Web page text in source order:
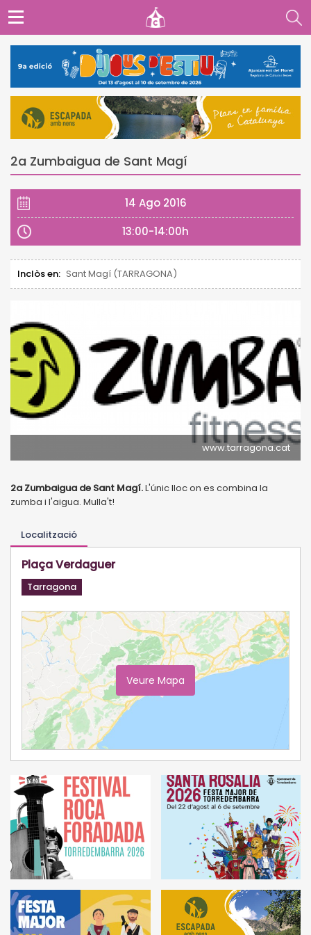
2a Zumbaigua de Sant Magí
14 Ago 2016
13:00-14:00h
Inclòs en: Sant Magí (TARRAGONA)
www.tarragona.cat
2a Zumbaigua de Sant Magí.L'únic lloc on es combina la
zumba i l'aigua. Mulla't!
Localització
Plaça Verdaguer
Tarragona
Veure Mapa